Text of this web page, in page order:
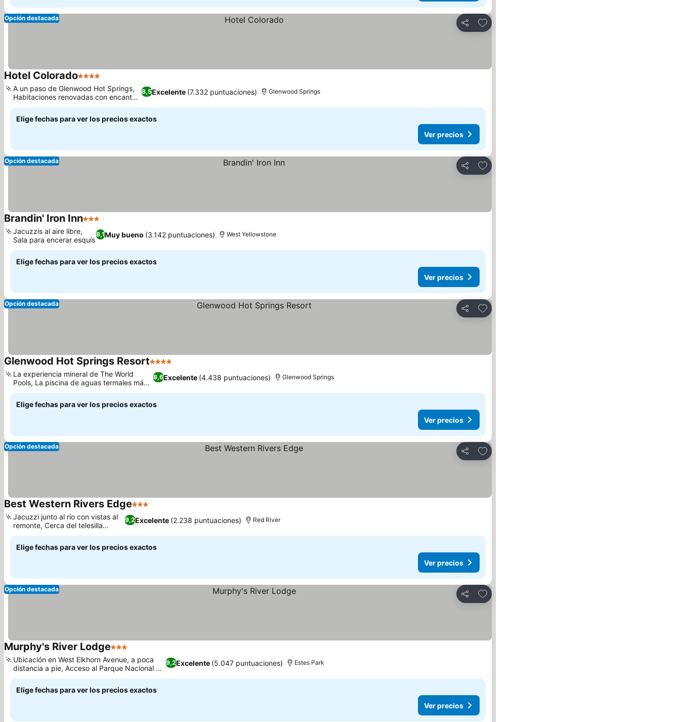
Compartir
Agregar a favoritos
Opción destacada
Hotel Colorado4 Estrellas
8,5Excelente (7.332 puntuaciones)
A un paso de Glenwood Hot Springs,
Habitaciones renovadas con encanto
histórico
Glenwood Springs
Elige fechas para ver los precios exactos
Ver precios
Compartir
Agregar a favoritos
Opción destacada
Brandin' Iron Inn3 Estrellas
8,1Muy bueno (3.142 puntuaciones)
Jacuzzis al aire libre,
Sala para encerar esquís
West Yellowstone
Elige fechas para ver los precios exactos
Ver precios
Compartir
Agregar a favoritos
Opción destacada
Glenwood Hot Springs Resort4 Estrellas
8,6Excelente (4.438 puntuaciones)
La experiencia mineral de The World
Pools, La piscina de aguas termales más
grande del mundo
Glenwood Springs
Elige fechas para ver los precios exactos
Ver precios
Compartir
Agregar a favoritos
Opción destacada
Best Western Rivers Edge3 Estrellas
9,2Excelente (2.238 puntuaciones)
Jacuzzi junto al río con vistas al
remonte, Cerca del telesilla
Platinum
Red River
Elige fechas para ver los precios exactos
Ver precios
Compartir
Agregar a favoritos
Opción destacada
Murphy's River Lodge3 Estrellas
9,2Excelente (5.047 puntuaciones)
Ubicación en West Elkhorn Avenue, a poca
distancia a pie, Acceso al Parque Nacional de
las Montañas Rocosas
Estes Park
Elige fechas para ver los precios exactos
Ver precios